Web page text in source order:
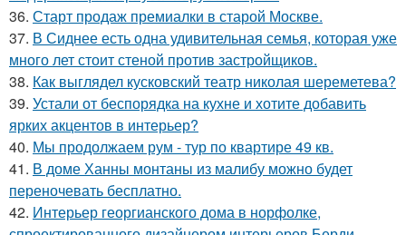
36. Старт продаж премиалки в старой Москве.
37. В Сиднее есть одна удивительная семья, которая уже
много лет стоит стеной против застройщиков.
38. Как выглядел кусковский театр николая шереметева?
39. Устали от беспорядка на кухне и хотите добавить
ярких акцентов в интерьер?
40. Мы продолжаем рум - тур по квартире 49 кв.
41. В доме Ханны монтаны из малибу можно будет
переночевать бесплатно.
42. Интерьер георгианского дома в норфолке,